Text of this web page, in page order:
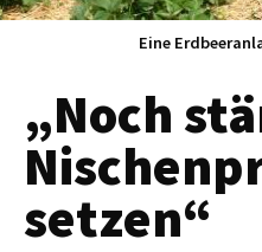
Eine
„Noch
setzen“